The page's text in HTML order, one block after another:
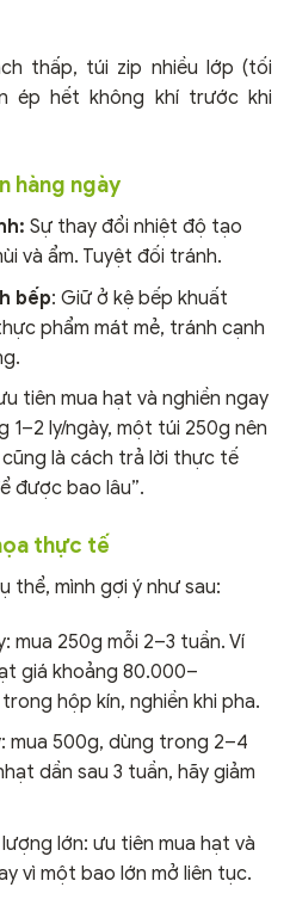
thấp, túi zip nhiều lớp (tối
ép hết không khí trước khi
hàng ngày
Sự thay đổi nhiệt độ tạo
và ẩm. Tuyệt đối tránh.
bếp: Giữ ở kệ bếp khuất
phẩm mát mẻ, tránh cạnh
tiên mua hạt và nghiền ngay
1–2 ly/ngày, một túi 250g nên
là cách trả lời thực tế
được bao lâu”.
thực tế
thể, mình gợi ý như sau:
mua 250g mỗi 2–3 tuần. Ví
giá khoảng 80.000–
hộp kín, nghiền khi pha.
mua 500g, dùng trong 2–4
dần sau 3 tuần, hãy giảm
lớn: ưu tiên mua hạt và
vì một bao lớn mở liên tục.